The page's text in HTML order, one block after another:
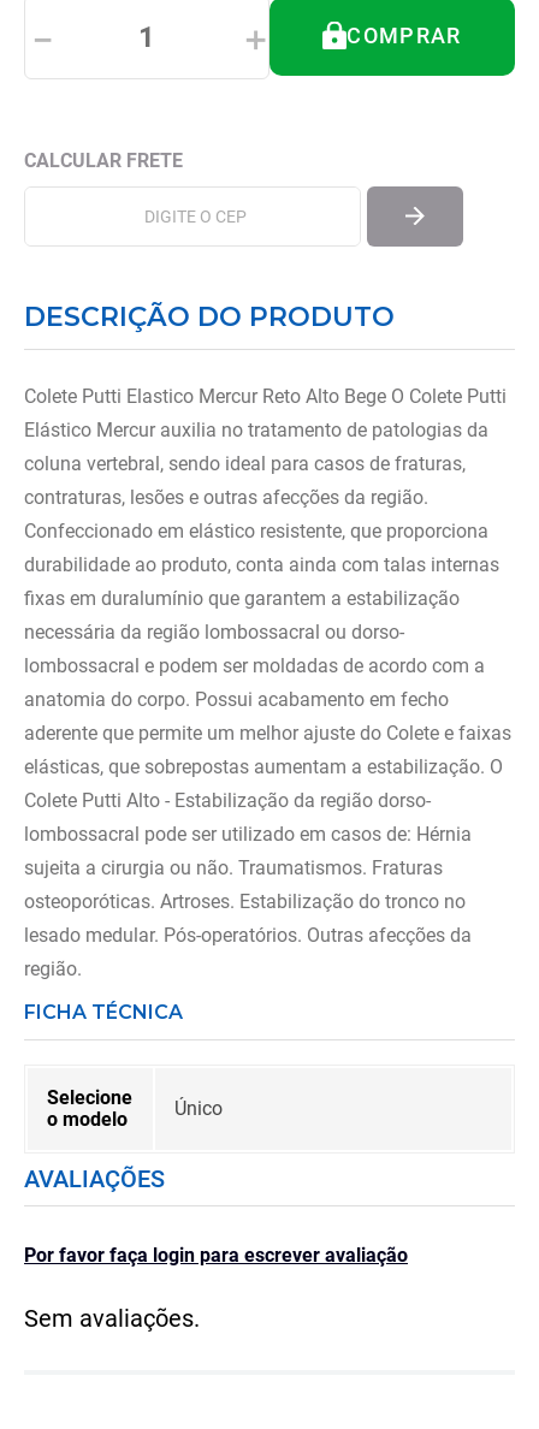
＋
－ COMPRAR
DESCRIÇÃO DO PRODUTO
Colete Putti Elastico Mercur Reto Alto Bege O Colete Putti
Elástico Mercur auxilia no tratamento de patologias da
coluna vertebral, sendo ideal para casos de fraturas,
contraturas, lesões e outras afecções da região.
Confeccionado em elástico resistente, que proporciona
durabilidade ao produto, conta ainda com talas internas
fixas em duralumínio que garantem a estabilização
necessária da região lombossacral ou dorso-
lombossacral e podem ser moldadas de acordo com a
anatomia do corpo. Possui acabamento em fecho
aderente que permite um melhor ajuste do Colete e faixas
elásticas, que sobrepostas aumentam a estabilização. O
Colete Putti Alto - Estabilização da região dorso-
lombossacral pode ser utilizado em casos de: Hérnia
sujeita a cirurgia ou não. Traumatismos. Fraturas
osteoporóticas. Artroses. Estabilização do tronco no
lesado medular. Pós-operatórios. Outras afecções da
região.
FICHA TÉCNICA
Selecione
o modelo
Único
AVALIAÇÕES
Por favor faça login para escrever avaliação
Sem avaliações.